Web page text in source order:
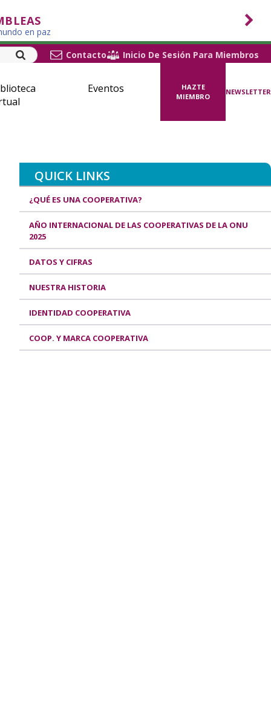
en paz
Contacto
Inicio De Sesión Para Miembros
Eventos
HAZTE
MIEMBRO
NEWSLETTER
QUICK LINKS
¿QUÉ ES UNA COOPERATIVA?
AÑO INTERNACIONAL DE LAS COOPERATIVAS DE LA ONU
2025
DATOS Y CIFRAS
NUESTRA HISTORIA
IDENTIDAD COOPERATIVA
COOP. Y MARCA COOPERATIVA